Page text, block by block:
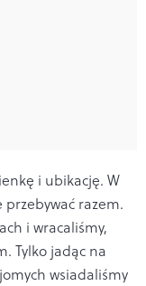
i ubikację. W
razem.
i wracaliśmy,
Tylko jadąc na
wsiadaliśmy